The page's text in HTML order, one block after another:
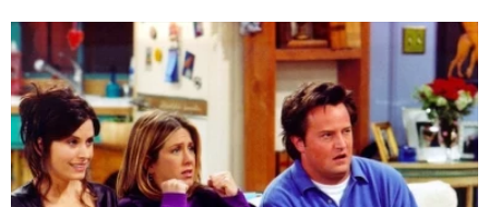
Jego rodzice, którzy byli nauczycielami, rozwiedli się,
gdy chłopiec miał 10 lat i już jako 14-latek zarabiał na
siebie. Szybko zainteresował się muzyką - w domu na
ścianach wieszał kartki z tekstami Boba Dylana, a u
sąsiada uczył się grać na pianinie. Wkrótce potem
odkrył gitarę.